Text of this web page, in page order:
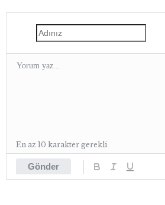
Gönder
En az 10 karakter gerekli